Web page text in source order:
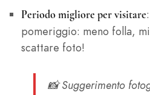
Periodo migliore per visitare
pomeriggio: meno folla,
scattare foto!
📸Suggerimento